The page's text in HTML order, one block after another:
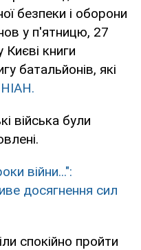
безпеки і оборони
у п'ятницю, 27
Києві книги
батальйонів, які
війська були
війни...":
досягнення сил
спокійно пройти